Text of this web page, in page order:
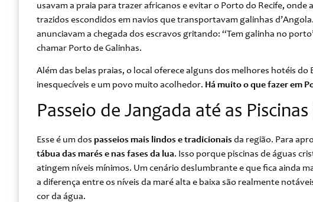
usavam a praia para trazer africanos e evitar o Porto do Recife, onde
trazidos escondidos em navios que transportavam galinhas
anunciavam a chegada dos escravos gritando: “Tem galinha no
chamar Porto de Galinhas.
Além das belas praias, o local oferece alguns dos melhores hotéis
inesquecíveis e um povo muito acolhedor. Há muito o que fazer em
Passeio de Jangada até as
Esse é um dos passeios mais lindos e tradicionais da região. Para
tábua das marés e nas fases da lua. Isso porque piscinas de águas
atingem níveis mínimos. Um cenário deslumbrante e que fica ainda
a diferença entre os níveis da maré alta e baixa são realmente
cor da água.